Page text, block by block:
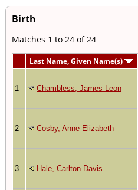
Birth
Matches 1 to 24 of 24
Last Name, Given Name(s)
1 Chambless, James Leon
2 Cosby, Anne Elizabeth
3 Hale, Carlton Davis